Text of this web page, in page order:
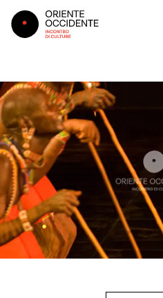
Oriente Occidente